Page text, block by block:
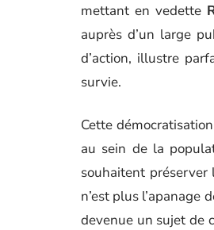
mettant en vedette
auprès d’un large
d’action, illustre
survie.
Cette
au sein de la
souhaitent
n’est plus l’apanage
devenue un sujet de